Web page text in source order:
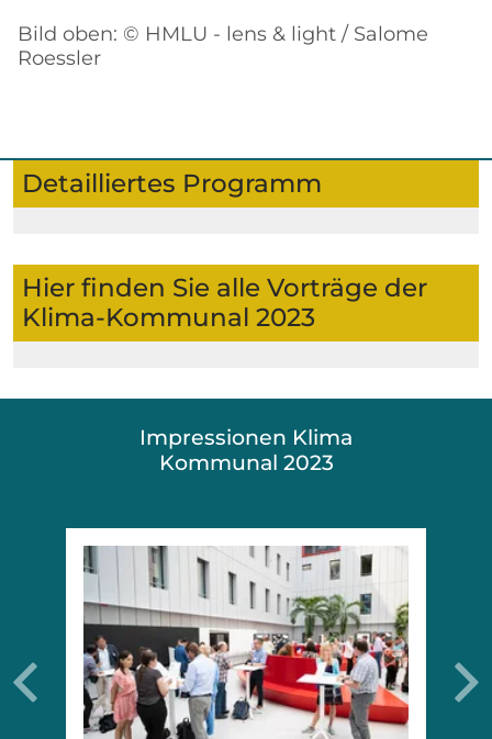
Bild oben: © HMLU - lens & light / Salome
Roessler
Detailliertes Programm
Hier finden Sie alle Vorträge der
Klima-Kommunal 2023
Impressionen Klima
Kommunal 2023
Previous